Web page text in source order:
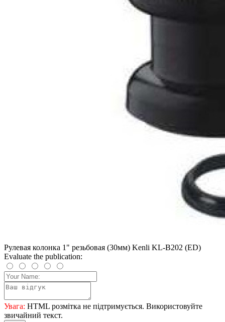
Рулевая колонка 1" резьбовая (30мм) Kenli KL-B202 (ED)
Evaluate the publication:
Увага: HTML розмітка не підтримується. Використовуйте
звичайний текст.